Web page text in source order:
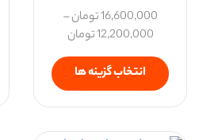
16,600,000تومان–
12,200,000تومان
انتخاب گزینه ها